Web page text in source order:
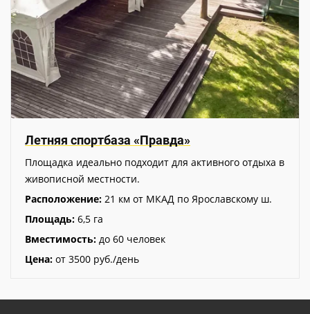
Летняя спортбаза «Правда»
Площадка идеально подходит для активного отдыха в
живописной местности.
Расположение: 21 км от МКАД по Ярославскому ш.
Площадь: 6,5 га
Вместимость: до 60 человек
Цена: от 3500 руб./день